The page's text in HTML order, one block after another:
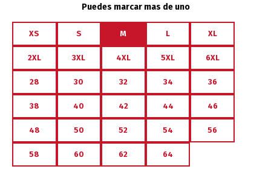
Puedes marcar mas de uno
XS S M L XL
2XL 3XL 4XL 5XL 6XL
28 30 32 34 36
38 40 42 44 46
48 50 52 54 56
58 60 62 64